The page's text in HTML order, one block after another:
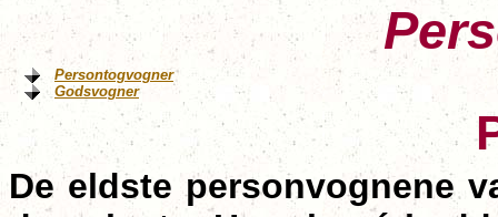
Persontogvogner
Godsvogner
De eldste personvognene